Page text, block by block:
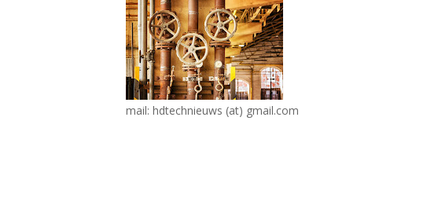
mail: hdtechnieuws (at) gmail.com